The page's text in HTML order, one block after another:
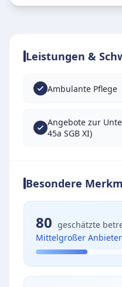
Leistungen &
Ambulante Pflege
Angebote zur
45a SGB XI)
Besondere
80 geschätzte
Mittelgroßer Anbieter